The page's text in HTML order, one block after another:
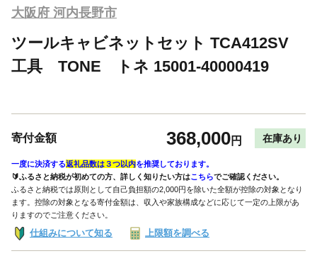
大阪府 河内長野市
ツールキャビネットセット TCA412SV
工具 TONE トネ 15001-40000419
寄付金額 368,000円 在庫あり
一度に決済する返礼品数は３つ以内を推奨しております。
🔰ふるさと納税が初めての方、詳しく知りたい方はこちらでご確認ください。
ふるさと納税では原則として自己負担額の2,000円を除いた全額が控除の対象となり
ます。控除の対象となる寄付金額は、収入や家族構成などに応じて一定の上限があ
りますのでご注意ください。
仕組みについて知る 上限額を調べる